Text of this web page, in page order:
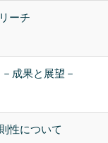
ーチ
成果と展望－
性について